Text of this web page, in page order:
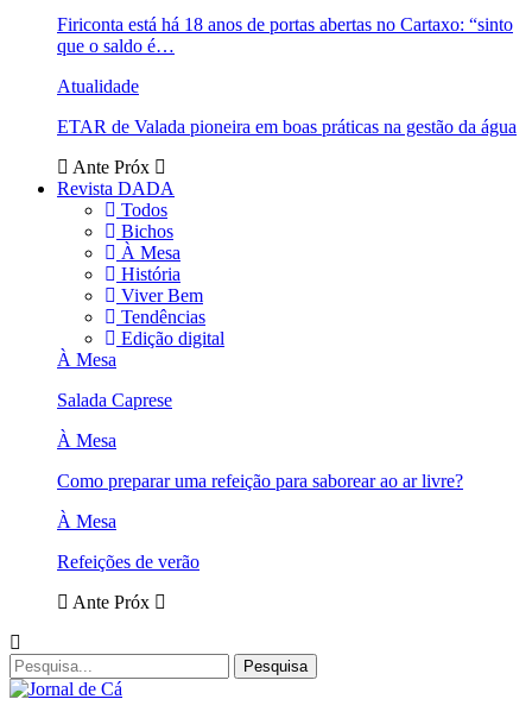
Firiconta está há 18 anos de portas abertas no Cartaxo: “sinto
que o saldo é…
Atualidade
ETAR de Valada pioneira em boas práticas na gestão da água
Ante Próx
Revista DADA
Todos
Bichos
À Mesa
História
Viver Bem
Tendências
Edição digital
À Mesa
Salada Caprese
À Mesa
Como preparar uma refeição para saborear ao ar livre?
À Mesa
Refeições de verão
Ante Próx